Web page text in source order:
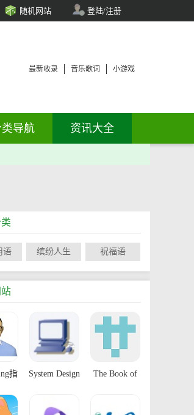
随机网站 登陆/注册
最新收录 音乐歌词 小游戏
类导航 资讯大全
语 缤纷人生 祝福语
指 System Design The Book of